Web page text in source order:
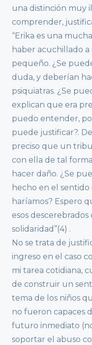
una distinción muy
comprender,
“Erika es una
haber acuchillado
pequeño. ¿Se
duda, y deberían
psiquiatras. ¿Se
explican que era
puedo entender,
puede justificar?.
preciso que un
con ella de tal
hacer daño. ¿Se
hecho en el
haríamos? Espero
esos
solidaridad”(4) .
No se trata de
ingreso en el caso
mi tarea cotidiana,
de construir un
tema de los niños
no fueron capaces
futuro inmediato
soportar el abuso